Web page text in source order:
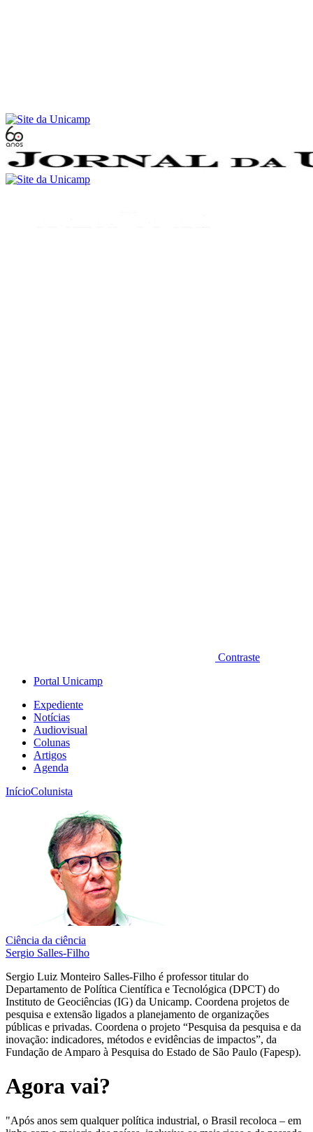
Contraste
Portal Unicamp
Expediente
Notícias
Audiovisual
Colunas
Artigos
Agenda
InícioColunista
Ciência da ciência
Sergio Salles-Filho
Sergio Luiz Monteiro Salles-Filho é professor titular do
Departamento de Política Científica e Tecnológica (DPCT) do
Instituto de Geociências (IG) da Unicamp. Coordena projetos de
pesquisa e extensão ligados a planejamento de organizações
públicas e privadas. Coordena o projeto “Pesquisa da pesquisa e da
inovação: indicadores, métodos e evidências de impactos”, da
Fundação de Amparo à Pesquisa do Estado de São Paulo (Fapesp).
Agora vai?
"Após anos sem qualquer política industrial, o Brasil recoloca – em